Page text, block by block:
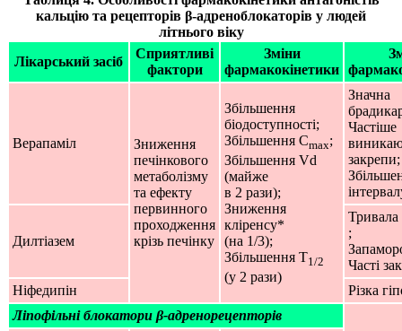
кальцію та рецепторів β-адреноблокаторів у людей
літнього віку
Лікарський засіб
Сприятливі
фактори
Зміни
фармакокінетики
Верапаміл
Зниження
печінкового
метаболізму
та ефекту
первинного
проходження
крізь печінку
Збільшення
біодоступності;
Збільшення Сmax;
Збільшення Vd
(майже
в 2 рази);
Зниження
кліренсу*
(на 1/3);
Збільшення Т1/2
(у 2 рази)
Значна
Частіше
закрепи;
Дилтіазем
Тривала
;
Часті
Ніфедипін
Різка
Ліпофільні блокатори β-адренорецепторів